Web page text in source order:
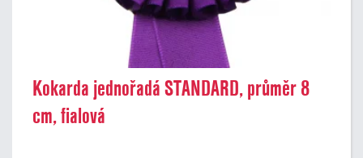
Kokarda jednořadá STANDARD, průměr 8
cm, fialová